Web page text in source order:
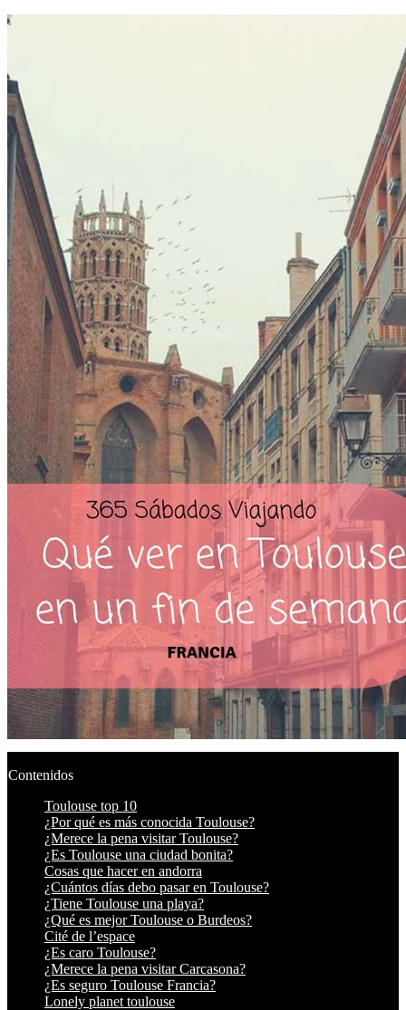
Contenidos
Toulouse top 10
¿Por qué es más conocida Toulouse?
¿Merece la pena visitar Toulouse?
¿Es Toulouse una ciudad bonita?
Cosas que hacer en andorra
¿Cuántos días debo pasar en Toulouse?
¿Tiene Toulouse una playa?
¿Qué es mejor Toulouse o Burdeos?
Cité de l’espace
¿Es caro Toulouse?
¿Merece la pena visitar Carcasona?
¿Es seguro Toulouse Francia?
Lonely planet toulouse